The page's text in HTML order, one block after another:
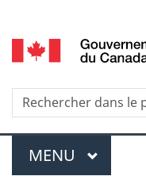
Recherche
Rechercher
dans
le
portail
Menu
MENU PRINCIPAL